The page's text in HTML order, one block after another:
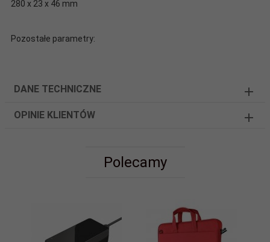
280 x 23 x 46 mm
Pozostałe parametry:
DANE TECHNICZNE
OPINIE KLIENTÓW
Polecamy